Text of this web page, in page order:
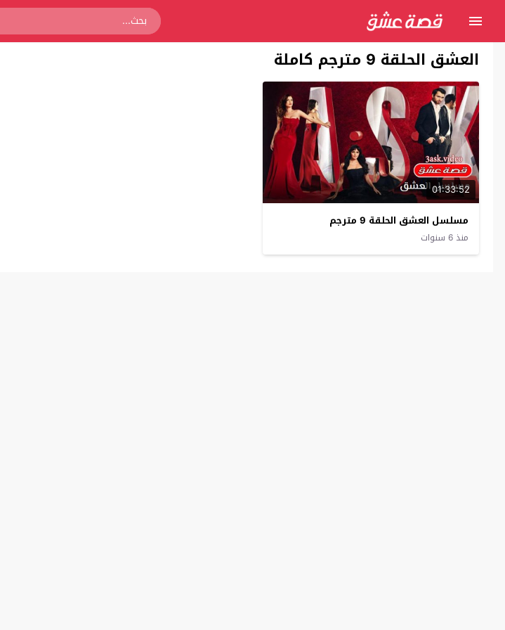
العشق الحلقة 9 مترجم كاملة
01:33:52
مسلسل العشق الحلقة 9 مترجم
منذ 6 سنوات